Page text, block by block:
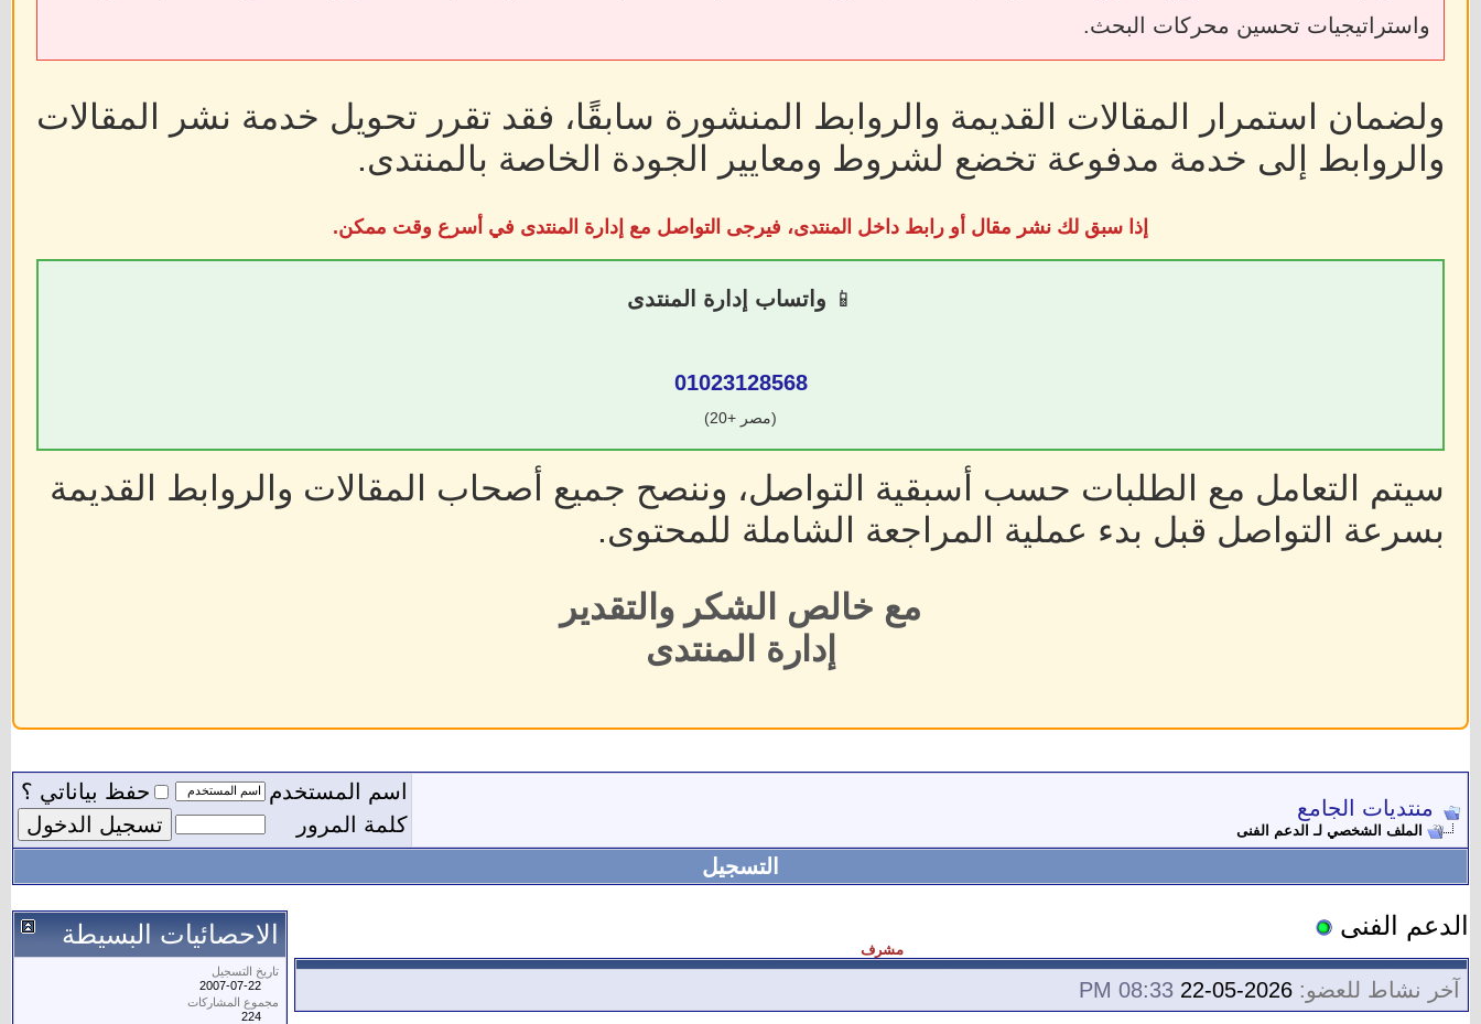
واستراتيجيات تحسين محركات البحث.
ولضمان استمرار المقالات القديمة والروابط المنشورة سابقًا، فقد تقرر تحويل خدمة نشر المقالات
والروابط إلى خدمة مدفوعة تخضع لشروط ومعايير الجودة الخاصة بالمنتدى.
إذا سبق لك نشر مقال أو رابط داخل المنتدى، فيرجى التواصل مع إدارة المنتدى في أسرع وقت ممكن.
📱 واتساب إدارة المنتدى
01023128568
(مصر +20)
سيتم التعامل مع الطلبات حسب أسبقية التواصل، وننصح جميع أصحاب المقالات والروابط القديمة
بسرعة التواصل قبل بدء عملية المراجعة الشاملة للمحتوى.
مع خالص الشكر والتقدير
إدارة المنتدى
منتديات الجامع
الملف الشخصي لـ الدعم الفنى
اسم المستخدم
حفظ بياناتي ؟
كلمة المرور
التسجيل
الدعم الفنى
مشرف
آخر نشاط للعضو: 08:33 PM
الاحصائيات البسيطة
تاريخ التسجيل
2007-07-22
مجموع المشاركات
224